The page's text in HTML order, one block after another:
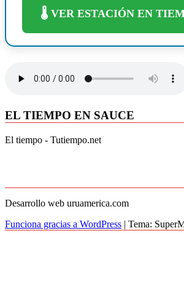
🌡️ VER ESTACIÓN EN
EL TIEMPO EN SAUCE
El tiempo - Tutiempo.net
Desarrollo web uruamerica.com
Funciona gracias a WordPress | Tema: